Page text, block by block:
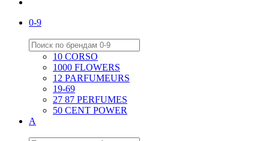
0-9
10 CORSO
1000 FLOWERS
12 PARFUMEURS
19-69
27 87 PERFUMES
50 CENT POWER
A